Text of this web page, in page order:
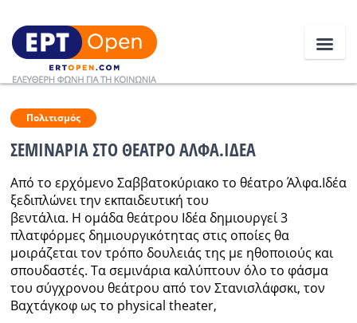
Ειδήσεις
Κοινωνία
Πολιτική
Οικονομία
Αθλητικά
Πολιτισμός
ΣΕΜΙΝΑΡΙΑ ΣΤΟ ΘΕΑΤΡΟ ΑΛΦΑ.ΙΔΕΑ
Από το ερχόμενο Σαββατοκύριακο το θέατρο Άλφα.Ιδέα
ξεδιπλώνει την εκπαιδευτική του
βεντάλια. Η ομάδα θεάτρου Ιδέα δημιουργεί 3
πλατφόρμες δημιουργικότητας στις οποίες θα
μοιράζεται τον τρόπο δουλειάς της με ηθοποιούς και
σπουδαστές. Τα σεμινάρια καλύπτουν όλο το φάσμα
του σύγχρονου θεάτρου από τον Στανισλάφσκι, τον
Βαχτάγκοφ ως το physical theater,